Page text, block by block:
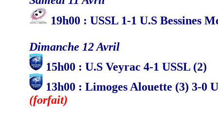
19h00 : USSL 1-1 U.S Bessines
Dimanche 12 Avril
15h00 : U.S Veyrac 4-1 USSL (2)
13h00 : Limoges Alouette (3) 3-0
(forfait)